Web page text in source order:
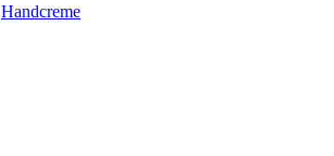
Handcreme